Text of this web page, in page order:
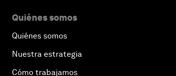
Quiénes somos
Quiénes somos
Nuestra estrategia
Cómo trabajamos